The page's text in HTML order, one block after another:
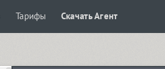
Тарифы Скачать Агент